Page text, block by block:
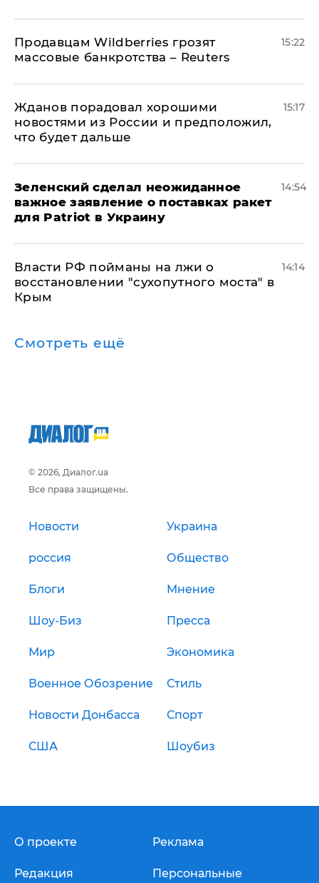
Продавцам Wildberries грозят
массовые банкротства – Reuters
15:22
Жданов порадовал хорошими
новостями из России и предположил,
что будет дальше
15:17
Зеленский сделал неожиданное
важное заявление о поставках ракет
для Patriot в Украину
14:54
Власти РФ пойманы на лжи о
восстановлении "сухопутного моста" в
Крым
14:14
Смотреть ещё
© 2026, Диалог.ua
Все права защищены.
Новости Украина
россия Общество
Блоги Мнение
Шоу-Биз Пресса
Мир Экономика
Военное Обозрение Стиль
Новости Донбасса Спорт
США Шоубиз
О проекте
Редакция
Реклама
Персональные